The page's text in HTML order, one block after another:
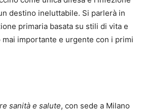
destino ineluttabile. Si parlerà in
primaria basata su stili di vita e
importante e urgente con i primi
sanità e salute, con sede a Milano